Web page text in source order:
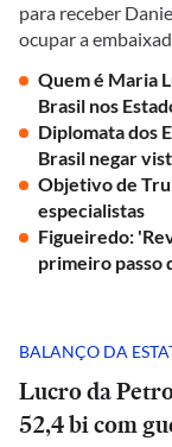
para receber
ocupar a
Quem é Maria
Brasil nos
Diplomata dos
Brasil negar
Objetivo de
especialistas
Figueiredo:
primeiro passo
BALANÇO DA
Lucro da
52,4 bi com